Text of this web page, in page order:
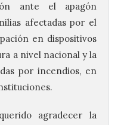
ante el apagón
afectadas por el
en dispositivos
a nivel nacional y la
por incendios, en
agradecer la
su
y
un